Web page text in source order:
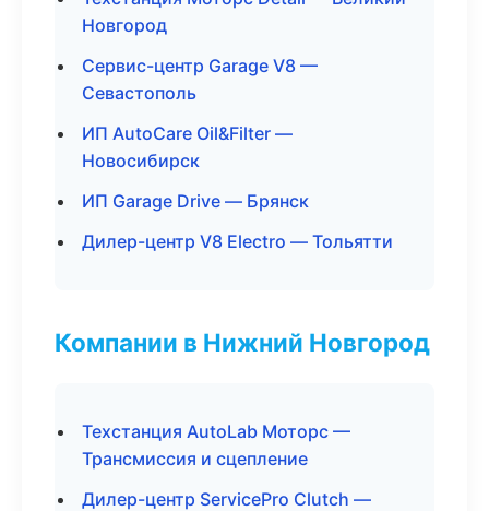
Новгород
Сервис-центр Garage V8 —
Севастополь
ИП AutoCare Oil&Filter —
Новосибирск
ИП Garage Drive — Брянск
Дилер-центр V8 Electro — Тольятти
Компании в Нижний Новгород
Техстанция AutoLab Моторс —
Трансмиссия и сцепление
Дилер-центр ServicePro Clutch —